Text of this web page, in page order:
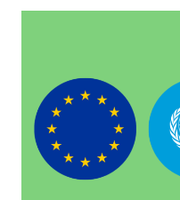
UE
CZ.2